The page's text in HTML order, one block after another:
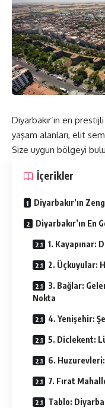
Diyarbakır’ın en
yaşam alanları, elit
Size uygun bölgeyi
İçerikler
Diyarbakır’ın
Diyarbakır’ın En
1. Kayapınar:
2. Üçkuyular:
3. Bağlar:
Nokta
4. Yenişehir:
5. Diclekent:
6. Huzurevleri:
7. Fırat
Tablo: